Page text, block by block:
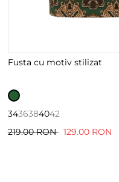
Fusta cu motiv stilizat
3436384042
219.00 RON 129.00 RON